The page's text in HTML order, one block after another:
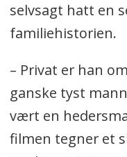
selvsagt hatt en
familiehistorien.
– Privat er han
ganske tyst
vært en
filmen tegner et